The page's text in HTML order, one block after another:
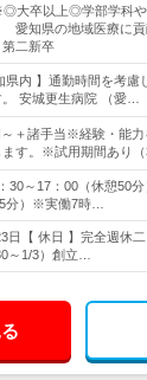
大卒以上◎学部学科や
愛知県の地域医療に貢
二新卒
県内 】通勤時間を考
安城更生病院 （愛…
～＋諸手当※経験・能
ます。※試用期間あり
30～17：00（休憩50
分）※実働7時…
日【 休日 】完全週休二
～1/3）創立…